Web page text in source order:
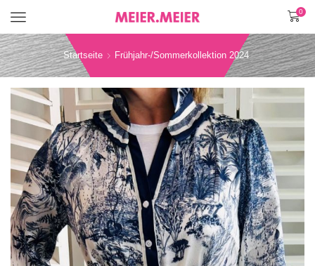
0
Menü
Startseite Frühjahr-/Sommerkollektion 2024